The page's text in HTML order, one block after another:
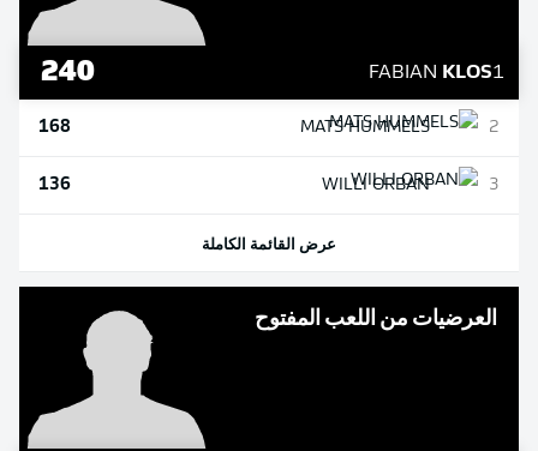
1
FABIAN KLOS
240
2
MATSHUMMELS
168
3
WILLI ORBAN
136
عرض القائمة الكاملة
العرضيات من اللعب المفتوح